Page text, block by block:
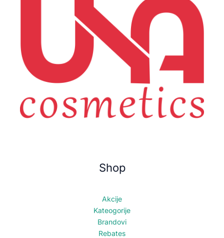
Shop
Akcije
Kateogorije
Brandovi
Rebates